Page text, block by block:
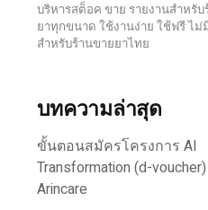
บริหารสต็อค ขาย รายงานสำหรับ
ยาทุกขนาด ใช้งานง่าย ใช้ฟรี ไ
สำหรับร้านขายยาไทย
บทความล่าสุด
ขั้นตอนสมัครโครงการ AI
Transformation (d-
Arincare